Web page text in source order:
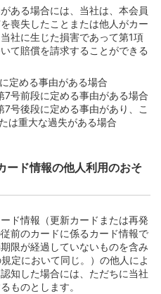
ある場合には、当社は、本会員
喪失したことまたは他人がカー
社に生じた損害であって第1項
て賠償を請求することができる
定める事由がある場合
号前段に定める事由がある場合
号後段に定める事由があり、こ
は重大な過失がある場合
ード情報の他人利用のおそ
ド情報（更新カードまたは再発
前のカードに係るカード情報で
限が経過していないものを含み
定において同じ。）の他人によ
知した場合には、ただちに当社
ものとします。